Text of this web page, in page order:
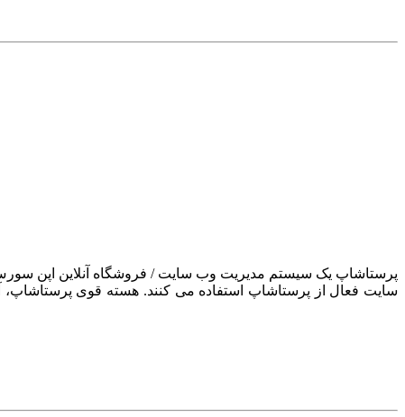
سایت فعال از پرستاشاپ استفاده می کنند. هسته قوی پرستاشاپ،